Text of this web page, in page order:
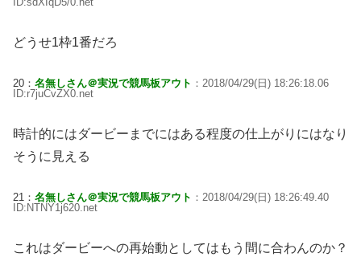
どうせ1枠1番だろ
20： 名無しさん＠実況で競馬板アウト ：2018/04/29(日) 18:26:18.06
ID:r7juCvZX0.net
時計的にはダービーまでにはある程度の仕上がりにはなり
そうに見える
21： 名無しさん＠実況で競馬板アウト ：2018/04/29(日) 18:26:49.40
ID:NTNY1j620.net
これはダービーへの再始動としてはもう間に合わんのか？